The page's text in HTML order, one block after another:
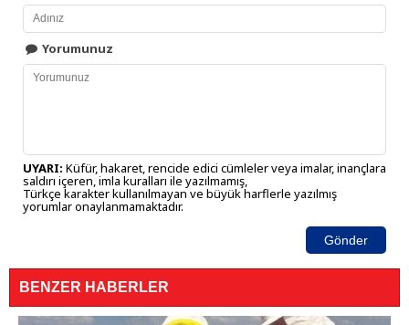
Yorumunuz
UYARI: Küfür, hakaret, rencide edici cümleler veya imalar, inançlara
saldırı içeren, imla kuralları ile yazılmamış,
Türkçe karakter kullanılmayan ve büyük harflerle yazılmış
yorumlar onaylanmamaktadır.
Gönder
BENZER HABERLER